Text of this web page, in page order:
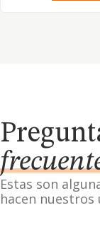
Estas son
hacen nuestros